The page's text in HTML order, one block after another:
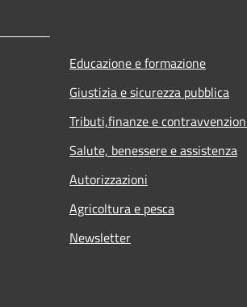
Educazione e formazione
Giustizia e sicurezza pubblica
Tributi,finanze e
Salute, benessere e assistenza
Autorizzazioni
Agricoltura e pesca
Newsletter